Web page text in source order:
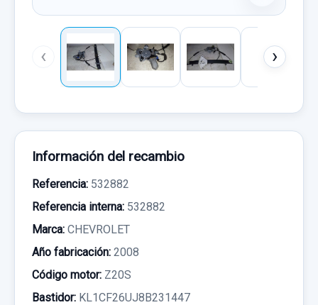
‹ ›
Información del recambio
Referencia: 532882
Referencia interna: 532882
Marca: CHEVROLET
Año fabricación: 2008
Código motor: Z20S
Bastidor: KL1CF26UJ8B231447